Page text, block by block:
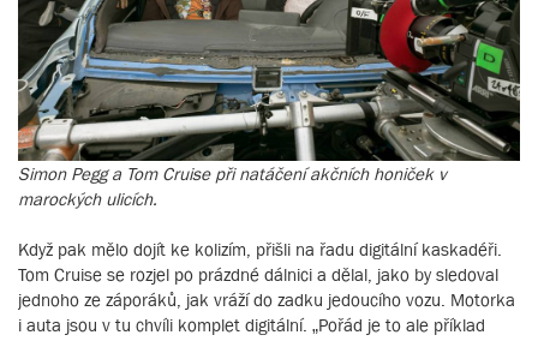
Simon Pegg a Tom Cruise při natáčení akčních honiček v
marockých ulicích.
Když pak mělo dojít ke kolizím, přišli na řadu digitální kaskadéři.
Tom Cruise se rozjel po prázdné dálnici a dělal, jako by sledoval
jednoho ze záporáků, jak vráží do zadku jedoucího vozu. Motorka
i auta jsou v tu chvíli komplet digitální. „Pořád je to ale příklad